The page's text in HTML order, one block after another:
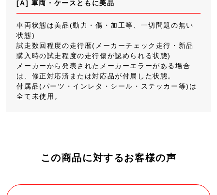
[A] 車両・ケースともに美品
車両状態は美品(動力・傷・加工等、一切問題の無い
状態)
試走数回程度の走行暦(メーカーチェック走行・新品
購入時の試走程度の走行傷が認められる状態)
メーカーから発表されたメーカーエラーがある場合
は、修正対応済または対応品が付属した状態。
付属品(パーツ・インレタ・シール・ステッカー等)は
全て未使用。
この商品に対するお客様の声